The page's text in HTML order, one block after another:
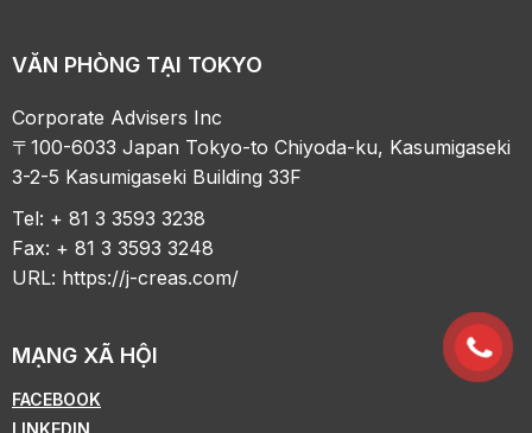
VĂN PHÒNG TẠI TOKYO
Corporate Advisers Inc
〒100-6033 Japan Tokyo-to Chiyoda-ku, Kasumigaseki
3-2-5 Kasumigaseki Building 33F
Tel: + 81 3 3593 3238
Fax: + 81 3 3593 3248
URL: https://j-creas.com/
MẠNG XÃ HỘI
FACEBOOK
LINKEDIN